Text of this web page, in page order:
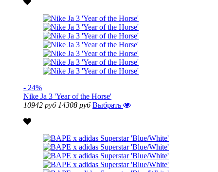
- 24%
Nike Ja 3 'Year of the Horse'
10942 руб 14308 руб Выбрать